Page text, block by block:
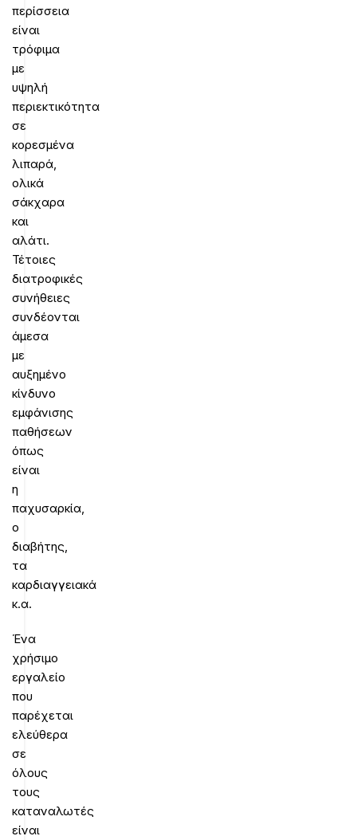
περίσσεια
είναι
τρόφιμα
με
υψηλή
περιεκτικότητα
σε
κορεσμένα
λιπαρά,
ολικά
σάκχαρα
και
αλάτι.
Τέτοιες
διατροφικές
συνήθειες
συνδέονται
άμεσα
με
αυξημένο
κίνδυνο
εμφάνισης
παθήσεων
όπως
είναι
η
παχυσαρκία,
ο
διαβήτης,
τα
καρδιαγγειακά
κ.α.
Ένα
χρήσιμο
εργαλείο
που
παρέχεται
ελεύθερα
σε
όλους
τους
καταναλωτές
είναι